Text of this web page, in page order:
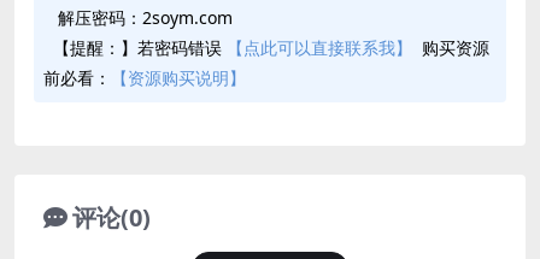
解压密码：2soym.com
【提醒：】若密码错误
【点此可以直接联系我】
购买资源
前必看：
【资源购买说明】
评论(0)